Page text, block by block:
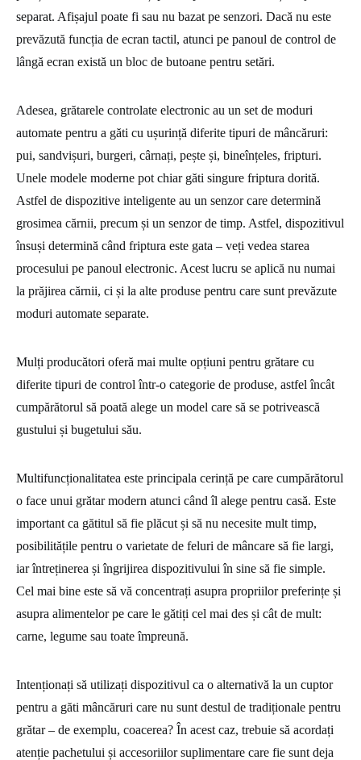
separat. Afișajul poate fi sau nu bazat pe senzori. Dacă nu este
prevăzută funcția de ecran tactil, atunci pe panoul de control de
lângă ecran există un bloc de butoane pentru setări.
Adesea, grătarele controlate electronic au un set de moduri
automate pentru a găti cu ușurință diferite tipuri de mâncăruri:
pui, sandvișuri, burgeri, cârnați, pește și, bineînțeles, fripturi.
Unele modele moderne pot chiar găti singure friptura dorită.
Astfel de dispozitive inteligente au un senzor care determină
grosimea cărnii, precum și un senzor de timp. Astfel, dispozitivul
însuși determină când friptura este gata – veți vedea starea
procesului pe panoul electronic. Acest lucru se aplică nu numai
la prăjirea cărnii, ci și la alte produse pentru care sunt prevăzute
moduri automate separate.
Mulți producători oferă mai multe opțiuni pentru grătare cu
diferite tipuri de control într-o categorie de produse, astfel încât
cumpărătorul să poată alege un model care să se potrivească
gustului și bugetului său.
Multifuncționalitatea este principala cerință pe care cumpărătorul
o face unui grătar modern atunci când îl alege pentru casă. Este
important ca gătitul să fie plăcut și să nu necesite mult timp,
posibilitățile pentru o varietate de feluri de mâncare să fie largi,
iar întreținerea și îngrijirea dispozitivului în sine să fie simple.
Cel mai bine este să vă concentrați asupra propriilor preferințe și
asupra alimentelor pe care le gătiți cel mai des și cât de mult:
carne, legume sau toate împreună.
Intenționați să utilizați dispozitivul ca o alternativă la un cuptor
pentru a găti mâncăruri care nu sunt destul de tradiționale pentru
grătar – de exemplu, coacerea? În acest caz, trebuie să acordați
atenție pachetului și accesoriilor suplimentare care fie sunt deja